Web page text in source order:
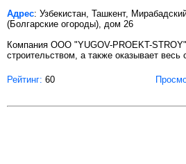
Адрес: Узбекистан, Ташкент,
(Болгарские огороды), дом 26
Компания ООО "YUGOV-PROEKT-
строительством, а также оказывает весь
Рейтинг: 60